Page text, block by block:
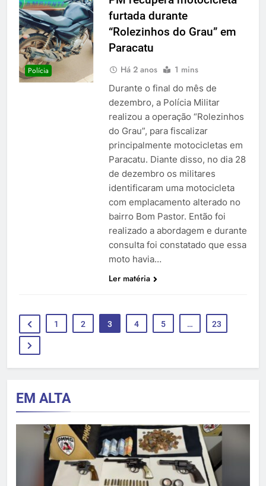
Polícia
furtada durante
“Rolezinhos do Grau” em
Paracatu
Há 2 anos 1 mins
Durante o final do mês de
dezembro, a Polícia Militar
realizou a operação “Rolezinhos
do Grau”, para fiscalizar
principalmente motocicletas em
Paracatu. Diante disso, no dia 28
de dezembro os militares
identificaram uma motocicleta
com emplacamento alterado no
bairro Bom Pastor. Então foi
realizado a abordagem e durante
consulta foi constatado que essa
moto havia…
Ler matéria
1 2 3 4 5 … 23
EM ALTA